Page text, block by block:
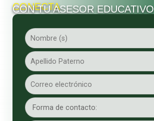
CONECTA
CON TU ASESOR EDUCATIVO